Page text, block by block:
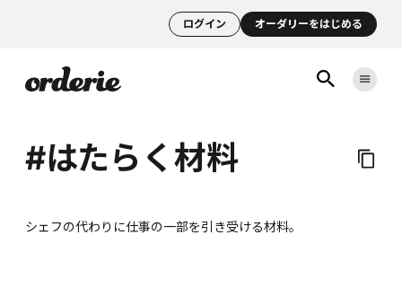
ログイン オーダリーをはじめる
#はたらく材料
シェフの代わりに仕事の一部を引き受ける材料。